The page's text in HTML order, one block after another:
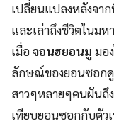
เปลี่ยนแปลงหลังจา
และเล่าถึงชีวิตในมห
เมื่อจอนฮยอนมู มอ
ลักษณ์ของยอนซอก
สาวๆหลายๆคนฝันถึ
เทียบยอนซอกกับตัวเ